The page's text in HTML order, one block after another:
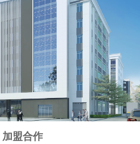
加盟合作